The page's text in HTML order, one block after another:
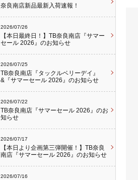
奈良南店新品最新入荷速報！
2026/07/26
【本日最終日！】TB奈良南店『サマー
セール 2026』のお知らせ
2026/07/25
TB奈良南店『タックルベリーデイ』
&『サマーセール 2026』のお知らせ
2026/07/22
TB奈良南店『サマーセール 2026』のお
知らせ
2026/07/17
【本日より企画第三弾開催！】TB奈良
南店『サマーセール 2026』のお知らせ
2026/07/16